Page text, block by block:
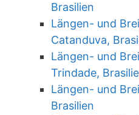
Brasilien
Längen- und
Catanduva,
Längen- und
Trindade,
Längen- und
Brasilien